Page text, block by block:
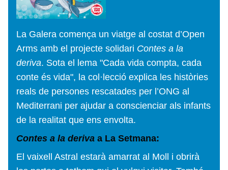
La Galera comença un viatge al costat d’Open
Arms amb el projecte solidari Contes a la
deriva. Sota el lema "Cada vida compta, cada
conte és vida", la col·lecció explica les històries
reals de persones rescatades per l’ONG al
Mediterrani per ajudar a conscienciar als infants
de la realitat que ens envolta.
Contes a la deriva a La Setmana:
El vaixell Astral estarà amarrat al Moll i obrirà